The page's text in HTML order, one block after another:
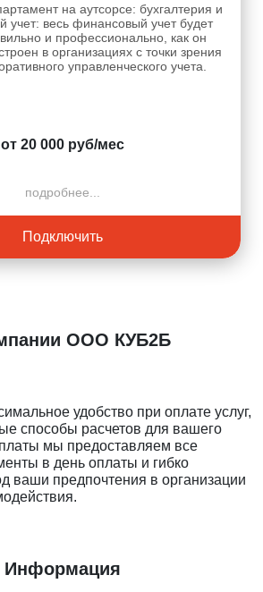
на аутсорсе: бухгалтерия и
учет: весь финансовый учет будет
и профессионально, как он
в организациях с точки зрения
управленческого учета.
от 20 000 руб/мес
подробнее...
Подключить
ООО КУБ2Б
удобство при оплате услуг,
способы расчетов для вашего
мы предоставляем все
в день оплаты и гибко
ваши предпочтения в организации
Информация
телефона и мы вам
конфиденциальности